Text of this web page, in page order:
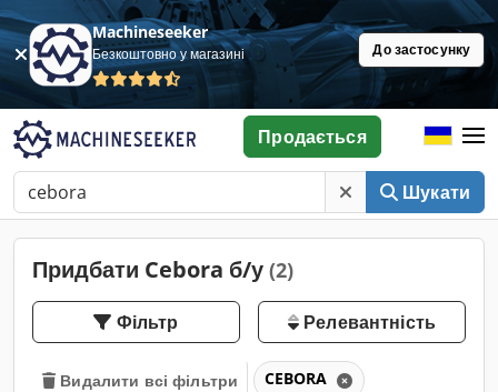
Machineseeker
Безкоштовно у магазині До застосунку
Шукати
Продається
Придбати Cebora б/у (2)
Фільтр Релевантність
Видалити всі фільтри CEBORA